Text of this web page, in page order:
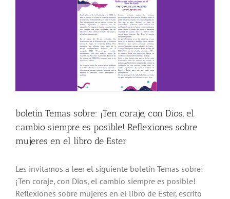
boletín Temas sobre: ¡Ten coraje, con Dios, el
cambio siempre es posible! Reflexiones sobre
mujeres en el libro de Ester
Les invitamos a leer el siguiente boletín Temas sobre:
¡Ten coraje, con Dios, el cambio siempre es posible!
Reflexiones sobre mujeres en el libro de Ester, escrito